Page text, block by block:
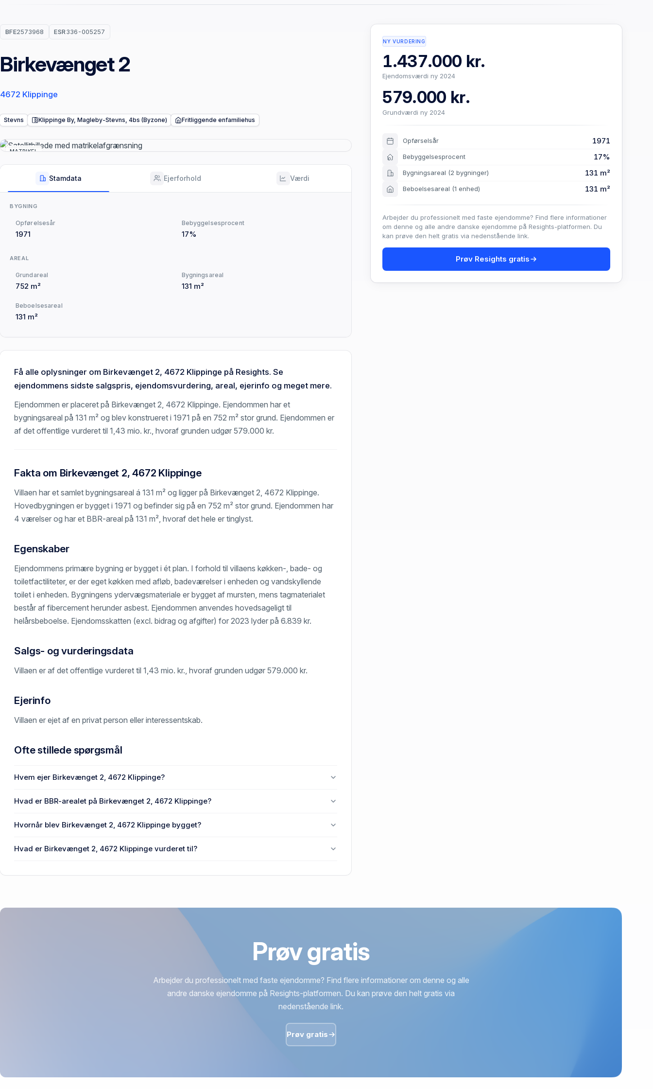
BFE2573968 ESR336-005257
Birkevænget 2
4672 Klippinge
Stevns Klippinge By, Magleby-Stevns, 4bs (Byzone) Fritliggende enfamiliehus
MATRIKEL
Stamdata Ejerforhold Værdi
BYGNING
Opførelsesår
1971
Bebyggelsesprocent
17%
AREAL
Grundareal
752 m²
Bygningsareal
131 m²
Beboelsesareal
131 m²
Få alle oplysninger om Birkevænget 2, 4672 Klippinge på Resights. Se
ejendommens sidste salgspris, ejendomsvurdering, areal, ejerinfo og meget mere.
Ejendommen er placeret på Birkevænget 2, 4672 Klippinge. Ejendommen har et
bygningsareal på 131 m² og blev konstrueret i 1971 på en 752 m² stor grund. Ejendommen er
af det offentlige vurderet til 1,43 mio. kr., hvoraf grunden udgør 579.000 kr.
Fakta om Birkevænget 2, 4672 Klippinge
Villaen har et samlet bygningsareal á 131 m² og ligger på Birkevænget 2, 4672 Klippinge.
Hovedbygningen er bygget i 1971 og befinder sig på en 752 m² stor grund. Ejendommen har
4 værelser og har et BBR-areal på 131 m², hvoraf det hele er tinglyst.
Egenskaber
Ejendommens primære bygning er bygget i ét plan. I forhold til villaens køkken-, bade- og
toiletfactiliteter, er der eget køkken med afløb, badeværelser i enheden og vandskyllende
toilet i enheden. Bygningens ydervægsmateriale er bygget af mursten, mens tagmaterialet
består af fibercement herunder asbest. Ejendommen anvendes hovedsageligt til
helårsbeboelse. Ejendomsskatten (excl. bidrag og afgifter) for 2023 lyder på 6.839 kr.
Salgs- og vurderingsdata
Villaen er af det offentlige vurderet til 1,43 mio. kr., hvoraf grunden udgør 579.000 kr.
Ejerinfo
Villaen er ejet af en privat person eller interessentskab.
Ofte stillede spørgsmål
Hvem ejer Birkevænget 2, 4672 Klippinge?
Hvad er BBR-arealet på Birkevænget 2, 4672 Klippinge?
Hvornår blev Birkevænget 2, 4672 Klippinge bygget?
Hvad er Birkevænget 2, 4672 Klippinge vurderet til?
NY VURDERING
1.437.000 kr.
Ejendomsværdi ny 2024
579.000 kr.
Grundværdi ny 2024
Opførselsår 1971
Bebyggelsesprocent 17%
Bygningsareal (2 bygninger) 131 m²
Beboelsesareal (1 enhed) 131 m²
Arbejder du professionelt med faste ejendomme? Find flere informationer
om denne og alle andre danske ejendomme på Resights-platformen. Du
kan prøve den helt gratis via nedenstående link.
Prøv Resights gratis
Prøv gratis
Arbejder du professionelt med faste ejendomme? Find flere informationer om denne og alle
andre danske ejendomme på Resights-platformen. Du kan prøve den helt gratis via
nedenstående link.
Prøv gratis